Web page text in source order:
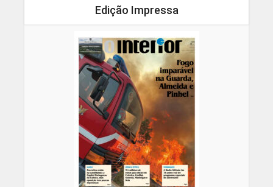
Edição Impressa